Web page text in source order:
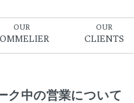
OUR OUR
CLIENTS
ク中の営業について